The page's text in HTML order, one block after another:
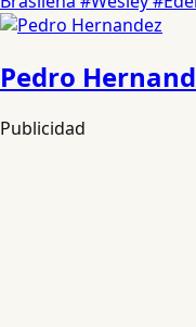
Pedro
Publicidad